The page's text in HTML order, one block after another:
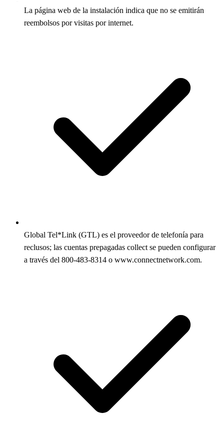
La página web de la instalación indica que no se emitirán
reembolsos por visitas por internet.
Global Tel*Link (GTL) es el proveedor de telefonía para
reclusos; las cuentas prepagadas collect se pueden configurar
a través del 800-483-8314 o www.connectnetwork.com.